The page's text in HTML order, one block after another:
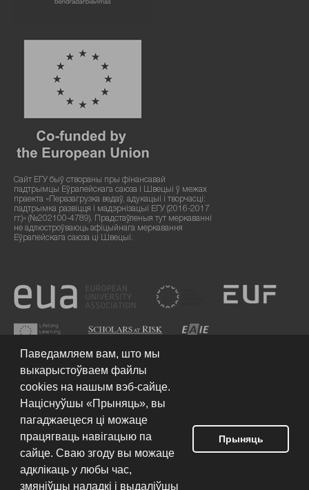
Сайт ЕГУ быў створаны пры фінансавай
падтрымцы Еўрапейскага саюза і Швецыі ў межах
праекта «Перазагрузка ведаў, адукацыі і творчасці:
падтрымка развіцця і мадэрнізацыі ЕГУ (2016-2017
гг.)» (№202100-4789). Прадстаўленыя тут меркаванні
не адлюстроўваюць афіцыйнага меркавання
Еўрапейскага саюза ці Швецыі.
Умовы выкарыстання сайта © 2026 Еўрапейскі гуманітарны
ўніверсітэт
Разпрацоўка сайта:
Паведамляем вам, што мы
выкарыстоўваем файлы
cookies на нашым вэб-сайце.
Націснуўшы «Прыняць», вы
пагаджаецеся ці можаце
працягваць навігацыю па
сайце. Сваю згоду вы можаце
адклікаць у любы час,
змяніўшы наладкі і выдаліўшы
Прыняць